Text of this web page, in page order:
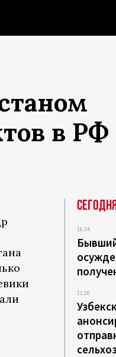
в РФ
16:34
11:26